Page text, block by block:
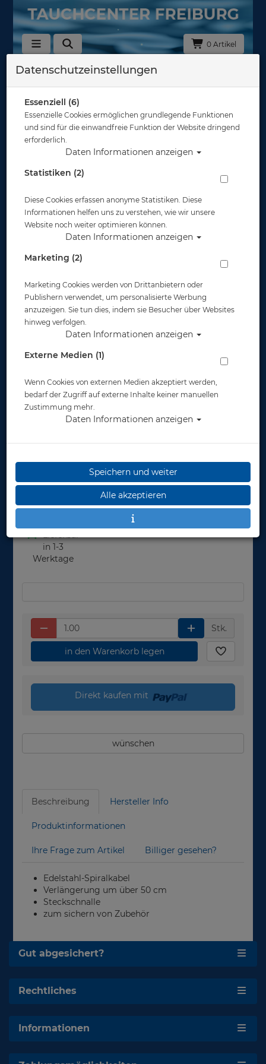
0 Artikel
Zurück
Mares INOX-Spiralkabel mit Ring
Artikelnr.: mar-415732
Herstellerpreis: 34,95 €
27,90 €*
Lieferbar
in 1-3
Werktage
Stk.
in den Warenkorb legen
Direkt kaufen mit
wünschen
Beschreibung Hersteller Info
Produktinformationen
Ihre Frage zum Artikel Billiger gesehen?
Edelstahl-Spiralkabel
Verlängerung um über 50 cm
Steckschnalle
zum sichern von Zubehör
Gut abgesichert?
Rechtliches
Informationen
Datenschutzeinstellungen
Essenziell (6)
Essenzielle Cookies ermöglichen grundlegende Funktionen
und sind für die einwandfreie Funktion der Website dringend
erforderlich.
Daten Informationen anzeigen
Statistiken (2)
Diese Cookies erfassen anonyme Statistiken. Diese
Informationen helfen uns zu verstehen, wie wir unsere
Website noch weiter optimieren können.
Daten Informationen anzeigen
Marketing (2)
Marketing Cookies werden von Drittanbietern oder
Publishern verwendet, um personalisierte Werbung
anzuzeigen. Sie tun dies, indem sie Besucher über Websites
hinweg verfolgen.
Daten Informationen anzeigen
Externe Medien (1)
Wenn Cookies von externen Medien akzeptiert werden,
bedarf der Zugriff auf externe Inhalte keiner manuellen
Zustimmung mehr.
Daten Informationen anzeigen
Speichern und weiter
Alle akzeptieren